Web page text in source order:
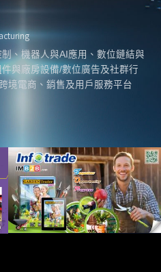
、機器人與AI應用、數位鏈結與
與廠房設備/數位廣告及社群行
境電商、銷售及用戶服務平台